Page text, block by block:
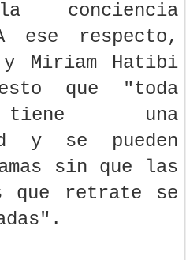
conciencia
ese respecto,
y Miriam Hatibi
que "toda
tiene una
y se pueden
sin que las
que retrate se